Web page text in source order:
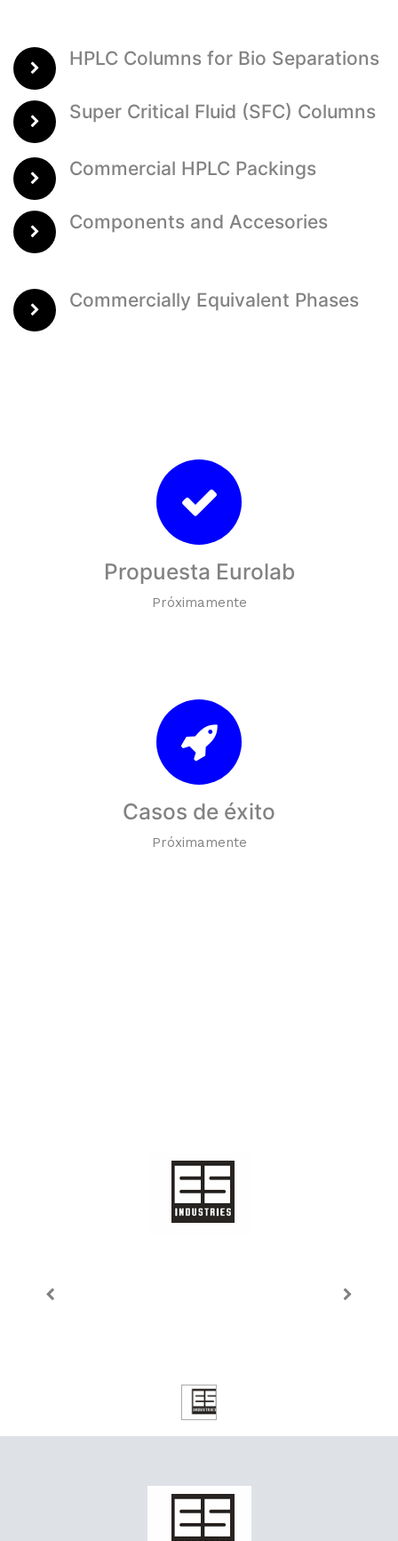
HPLC Columns for Bio Separations
Super Critical Fluid (SFC) Columns
Commercial HPLC Packings
Components and Accesories
Commercially Equivalent Phases
Propuesta Eurolab
Próximamente
Casos de éxito
Próximamente